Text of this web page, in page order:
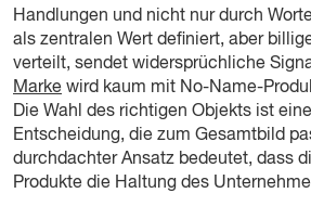
Handlungen und nicht nur durch
als zentralen Wert definiert, aber
verteilt, sendet widersprüchliche
Marke wird kaum mit No-Name-
Die Wahl des richtigen Objekts ist
Entscheidung, die zum Gesamtbild
durchdachter Ansatz bedeutet, dass
Produkte die Haltung des